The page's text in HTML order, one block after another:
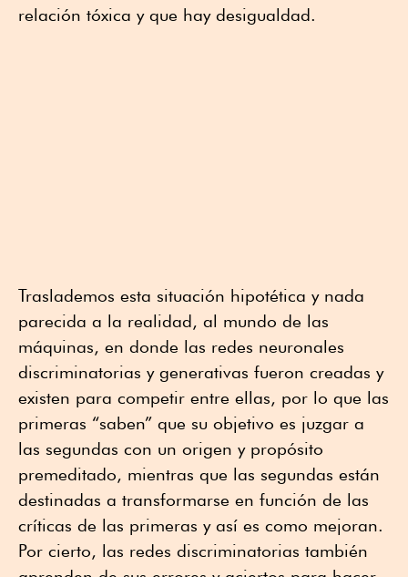
relación tóxica y que hay desigualdad.
Traslademos esta situación hipotética y nada
parecida a la realidad, al mundo de las
máquinas, en donde las redes neuronales
discriminatorias y generativas fueron creadas y
existen para competir entre ellas, por lo que las
primeras “saben” que su objetivo es juzgar a
las segundas con un origen y propósito
premeditado, mientras que las segundas están
destinadas a transformarse en función de las
críticas de las primeras y así es como mejoran.
Por cierto, las redes discriminatorias también